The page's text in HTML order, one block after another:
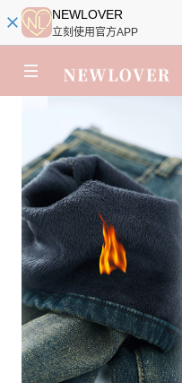
NEWLOVER
立刻使用官方APP